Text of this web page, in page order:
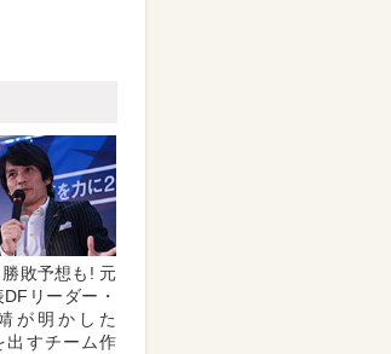
勝敗予想も! 元
リーダー・
が明かした
出すチーム作